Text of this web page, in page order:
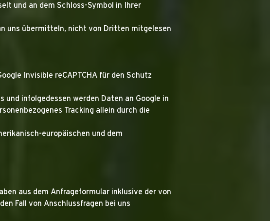
und an dem Schloss-Symbol in Ihrer
uns übermitteln, nicht von Dritten mitgelesen
Invisible reCAPTCHA für den Schutz
und infolgedessen werden Daten an Google in
Tracking allein durch die
europäischen und dem
aus dem Anfrageformular inklusive der von
Fall von Anschlussfragen bei uns